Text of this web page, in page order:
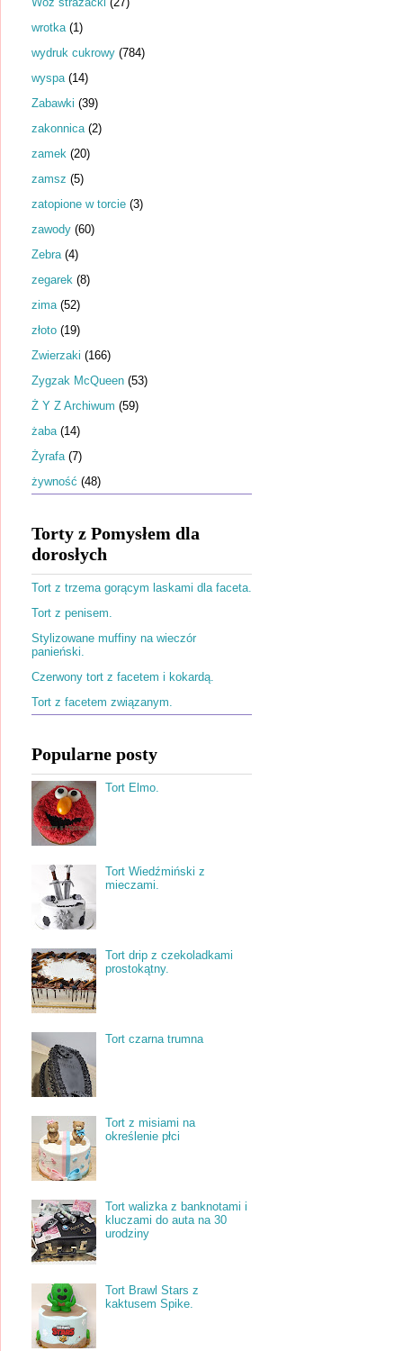
wrotka (1)
wydruk cukrowy (784)
wyspa (14)
Zabawki (39)
zakonnica (2)
zamek (20)
zamsz (5)
zatopione w torcie (3)
zawody (60)
Zebra (4)
zegarek (8)
zima (52)
złoto (19)
Zwierzaki (166)
Zygzak McQueen (53)
Ż Y Z Archiwum (59)
żaba (14)
Żyrafa (7)
żywność (48)
Torty z Pomysłem dla
dorosłych
Tort z trzema gorącym laskami dla faceta.
Tort z penisem.
Stylizowane muffiny na wieczór
panieński.
Czerwony tort z facetem i kokardą.
Tort z facetem związanym.
Popularne posty
Tort Elmo.
Tort Wiedźmiński z
mieczami.
Tort drip z czekoladkami
prostokątny.
Tort czarna trumna
Tort z misiami na
określenie płci
Tort walizka z banknotami i
kluczami do auta na 30
urodziny
Tort Brawl Stars z
kaktusem Spike.